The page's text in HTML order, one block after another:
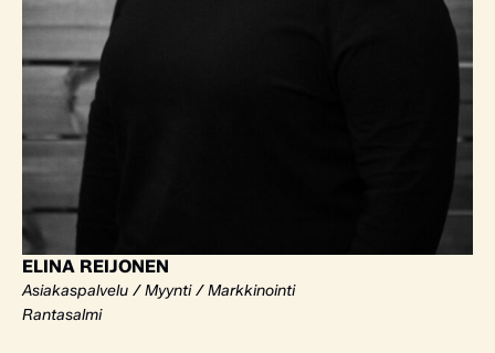
ELINA REIJONEN
Asiakaspalvelu / Myynti / Markkinointi
Rantasalmi